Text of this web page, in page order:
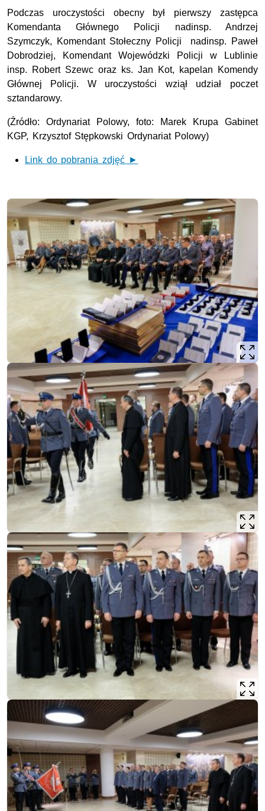
Podczas uroczystości obecny był pierwszy zastępca
Komendanta Głównego Policji nadinsp. Andrzej
Szymczyk, Komendant Stołeczny Policji nadinsp. Paweł
Dobrodziej, Komendant Wojewódzki Policji w Lublinie
insp. Robert Szewc oraz ks. Jan Kot, kapelan Komendy
Głównej Policji. W uroczystości wziął udział poczet
sztandarowy.
(Źródło: Ordynariat Polowy, foto: Marek Krupa Gabinet
KGP, Krzysztof Stępkowski Ordynariat Polowy)
Link do pobrania zdjęć ►